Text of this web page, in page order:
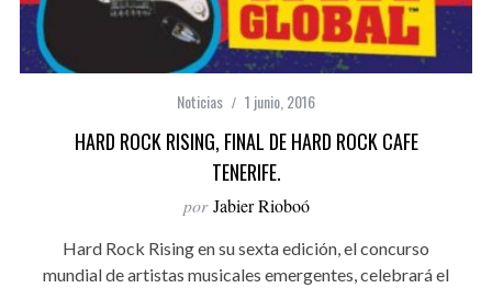
Noticias 1 junio, 2016
HARD ROCK RISING, FINAL DE HARD ROCK CAFE
TENERIFE.
por Jabier Rioboó
Hard Rock Rising en su sexta edición, el concurso
mundial de artistas musicales emergentes, celebrará el